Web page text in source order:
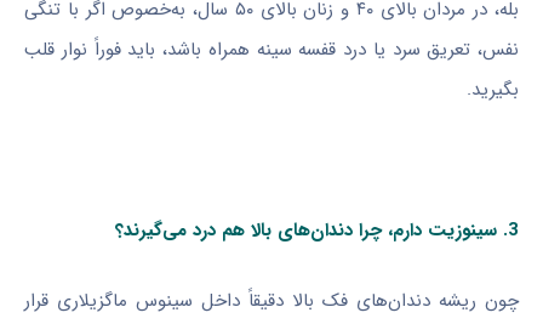
بله، در مردان بالای ۴۰ و زنان بالای ۵۰ سال، به‌خصوص اگر با تنگی
نفس، تعریق سرد یا درد قفسه سینه همراه باشد، باید فوراً نوار قلب
بگیرید.
3. سینوزیت دارم، چرا دندان‌های بالا هم درد می‌گیرند؟
چون ریشه دندان‌های فک بالا دقیقاً داخل سینوس ماگزیلاری قرار